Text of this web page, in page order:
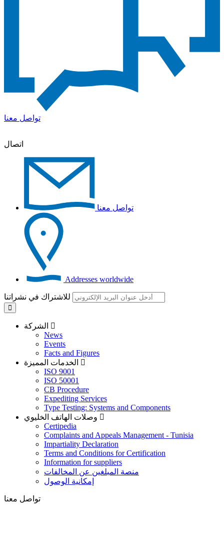
تواصل معنا
اتصال
تواصل معنا
Addresses worldwide
News
Events
Facts and Figures
ISO 9001
ISO 50001
CB Procedure
Expediting Services
Type Testing: Systems and Components
Certipedia
Complaints and Appeals Management - Tunisia
Impartiality Declaration
Terms and Conditions for Certification
Information for suppliers
منصة المبلغين عن المخالفات
إمكانية الوصول
تواصل معنا